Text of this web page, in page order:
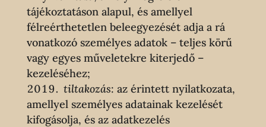
tájékoztatáson alapul, és amellyel
félreérthetetlen beleegyezését adja a rá
vonatkozó személyes adatok – teljes körű
vagy egyes műveletekre kiterjedő –
kezeléséhez;
tiltakozás: az érintett nyilatkozata,
amellyel személyes adatainak kezelését
kifogásolja, és az adatkezelés